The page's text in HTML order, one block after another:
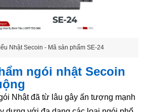
Nhật Secoin - Mã sản phẩm SE-24
ngói nhật Secoin
Nhật đã từ lâu gây ấn tượng mạnh